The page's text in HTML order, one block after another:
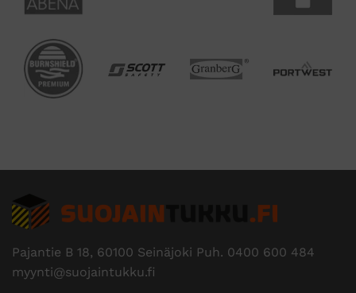
Pajantie B 18, 60100 Seinäjoki Puh. 0400 600 484
myynti@suojaintukku.fi